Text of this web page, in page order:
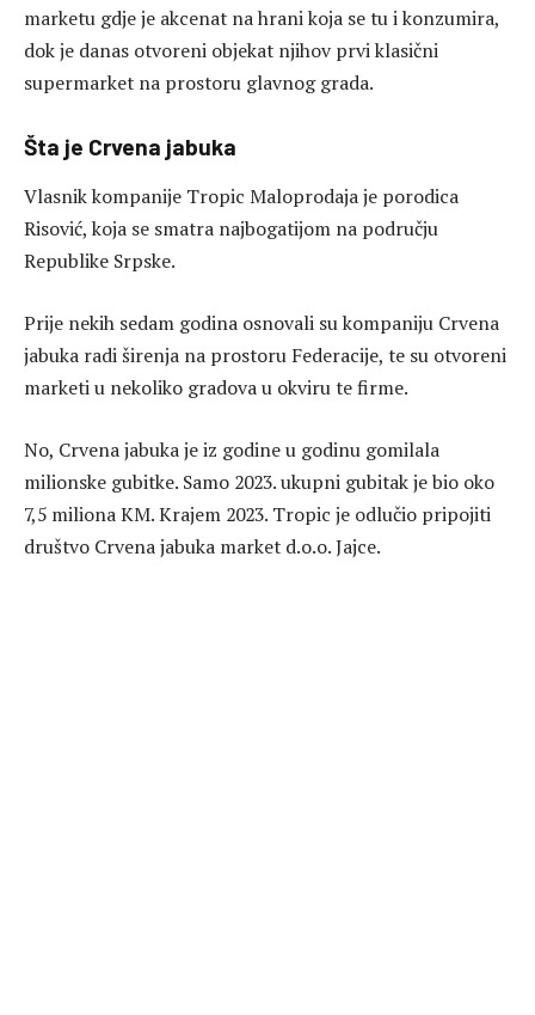
marketu gdje je akcenat na hrani koja se tu i konzumira,
dok je danas otvoreni objekat njihov prvi klasični
supermarket na prostoru glavnog grada.
Šta je Crvena jabuka
Vlasnik kompanije Tropic Maloprodaja je porodica
Risović, koja se smatra najbogatijom na području
Republike Srpske.
Prije nekih sedam godina osnovali su kompaniju Crvena
jabuka radi širenja na prostoru Federacije, te su otvoreni
marketi u nekoliko gradova u okviru te firme.
No, Crvena jabuka je iz godine u godinu gomilala
milionske gubitke. Samo 2023. ukupni gubitak je bio oko
7,5 miliona KM. Krajem 2023. Tropic je odlučio pripojiti
društvo Crvena jabuka market d.o.o. Jajce.